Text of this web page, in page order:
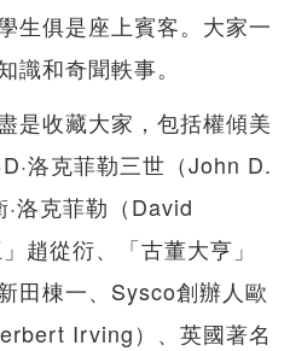
生俱是座上賓客。大家一
識和奇聞軼事。
是收藏大家，包括權傾美
洛克菲勒三世（John D.
洛克菲勒（David
趙從衍、「古董大亨」
田棟一、Sysco創辦人歐
Irving）、英國著名